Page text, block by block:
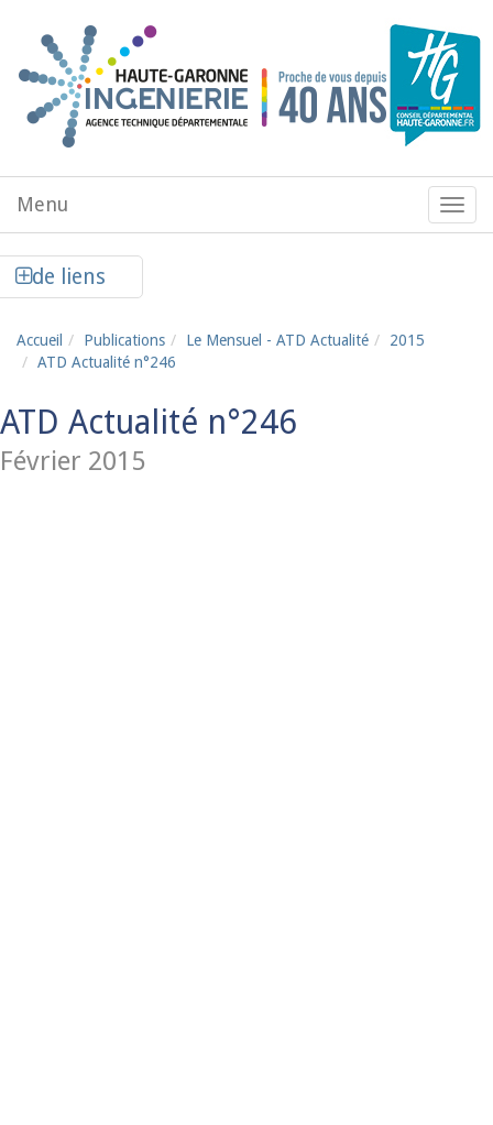
Menu
de
Menu
de liens
Accueil Publications Le Mensuel - ATD Actualité
2015
ATD Actualité n°246
ATD Actualité n°246
Février 2015